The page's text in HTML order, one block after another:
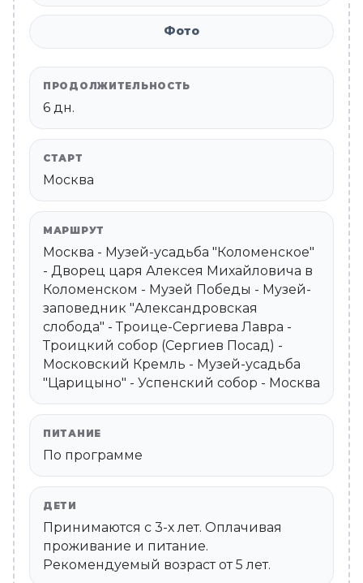
Фото
ПРОДОЛЖИТЕЛЬНОСТЬ
6 дн.
СТАРТ
Москва
МАРШРУТ
Москва - Музей-усадьба "Коломенское"
- Дворец царя Алексея Михайловича в
Коломенском - Музей Победы - Музей-
заповедник "Александровская
слобода" - Троице-Сергиева Лавра -
Троицкий собор (Сергиев Посад) -
Московский Кремль - Музей-усадьба
"Царицыно" - Успенский собор - Москва
ПИТАНИЕ
По программе
ДЕТИ
Принимаются c 3-х лет. Оплачивая
проживание и питание.
Рекомендуемый возраст от 5 лет.